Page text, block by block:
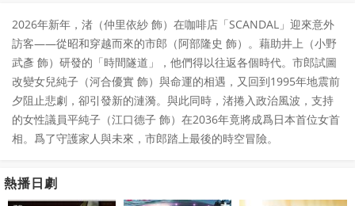
2026年新年，渚（仲里依紗 飾）在咖啡店「SCANDAL」迎來意外
訪客——從昭和穿越而來的市郎（阿部隆史 飾）。藉助井上（小野
武彥 飾）研發的「時間隧道」，他們得以往返各個時代。市郎試圖
改變女兒純子（河合優實 飾）與命運的相遇，又回到1995年地震前
夕阻止悲劇，卻引發新的漣漪。與此同時，渚捲入政治風波，支持
的女性議員平純子（江口德子 飾）在2036年竟將成爲日本首位女首
相。爲了守護家人與未來，市郎踏上最後的時空冒險。
熱播日劇